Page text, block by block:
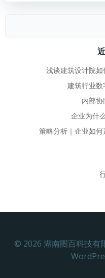
浅谈建筑设计院
建筑行业
内部
企业为什
策略分析｜企业如
© 2026 湖南图百科技